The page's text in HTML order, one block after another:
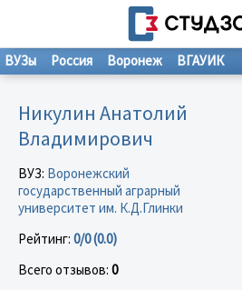
ВУЗы Россия Воронеж ВГАУИК
Никулин Анатолий
Владимирович
ВУЗ: Воронежский
государственный аграрный
университет им. К.Д.Глинки
Рейтинг: 0/0 (0.0)
Всего отзывов: 0